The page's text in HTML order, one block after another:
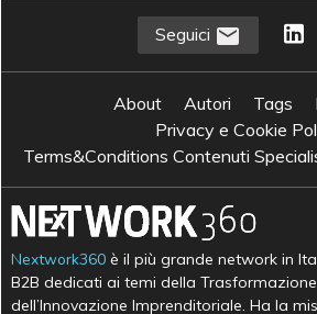
Seguici
About Autori Tags
Privacy e Cookie
Terms&Conditions Contenuti
Nextwork360 è il più grande network in
B2B dedicati ai temi della
dell’Innovazione Imprenditoriale. Ha la